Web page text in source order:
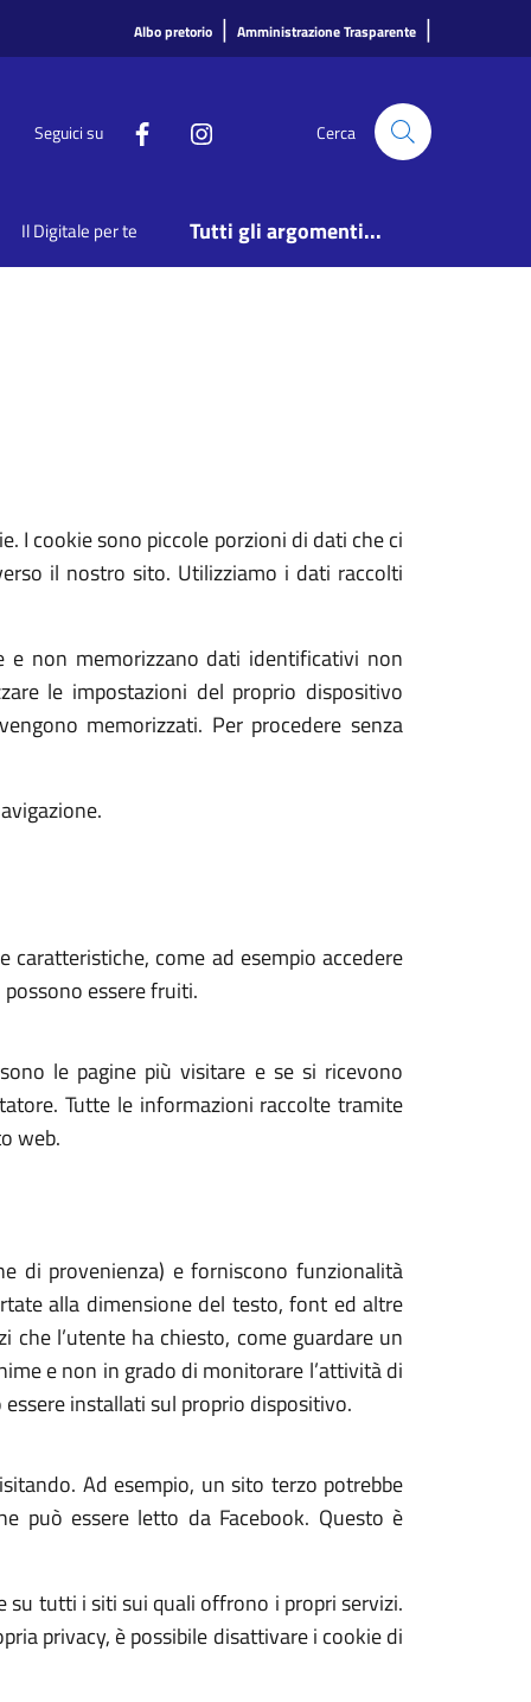
Albo pretorio | Amministrazione Trasparente |
Seguici su Cerca
Il Digitale per te Tutti gli argomenti...
I cookie sono piccole porzioni di dati che ci
il nostro sito. Utilizziamo i dati raccolti
e non memorizzano dati identificativi non
le impostazioni del proprio dispositivo
memorizzati. Per procedere senza
come ad esempio accedere
essere fruiti.
le pagine più visitare e se si ricevono
Tutte le informazioni raccolte tramite
web.
di provenienza) e forniscono funzionalità
alla dimensione del testo, font ed altre
che l’utente ha chiesto, come guardare un
e non in grado di monitorare l’attività di
installati sul proprio dispositivo.
Ad esempio, un sito terzo potrebbe
può essere letto da Facebook. Questo è
tutti i siti sui quali offrono i propri servizi.
privacy, è possibile disattivare i cookie di